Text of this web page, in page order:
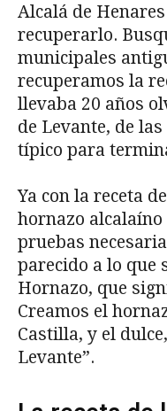
Alcalá de
recuperarlo.
municipales
recuperamos la
llevaba 20 años
de Levante, de
típico para
Ya con la receta
hornazo alcalaíno
pruebas
parecido a lo que
Hornazo, que
Creamos el
Castilla, y el
Levante”.